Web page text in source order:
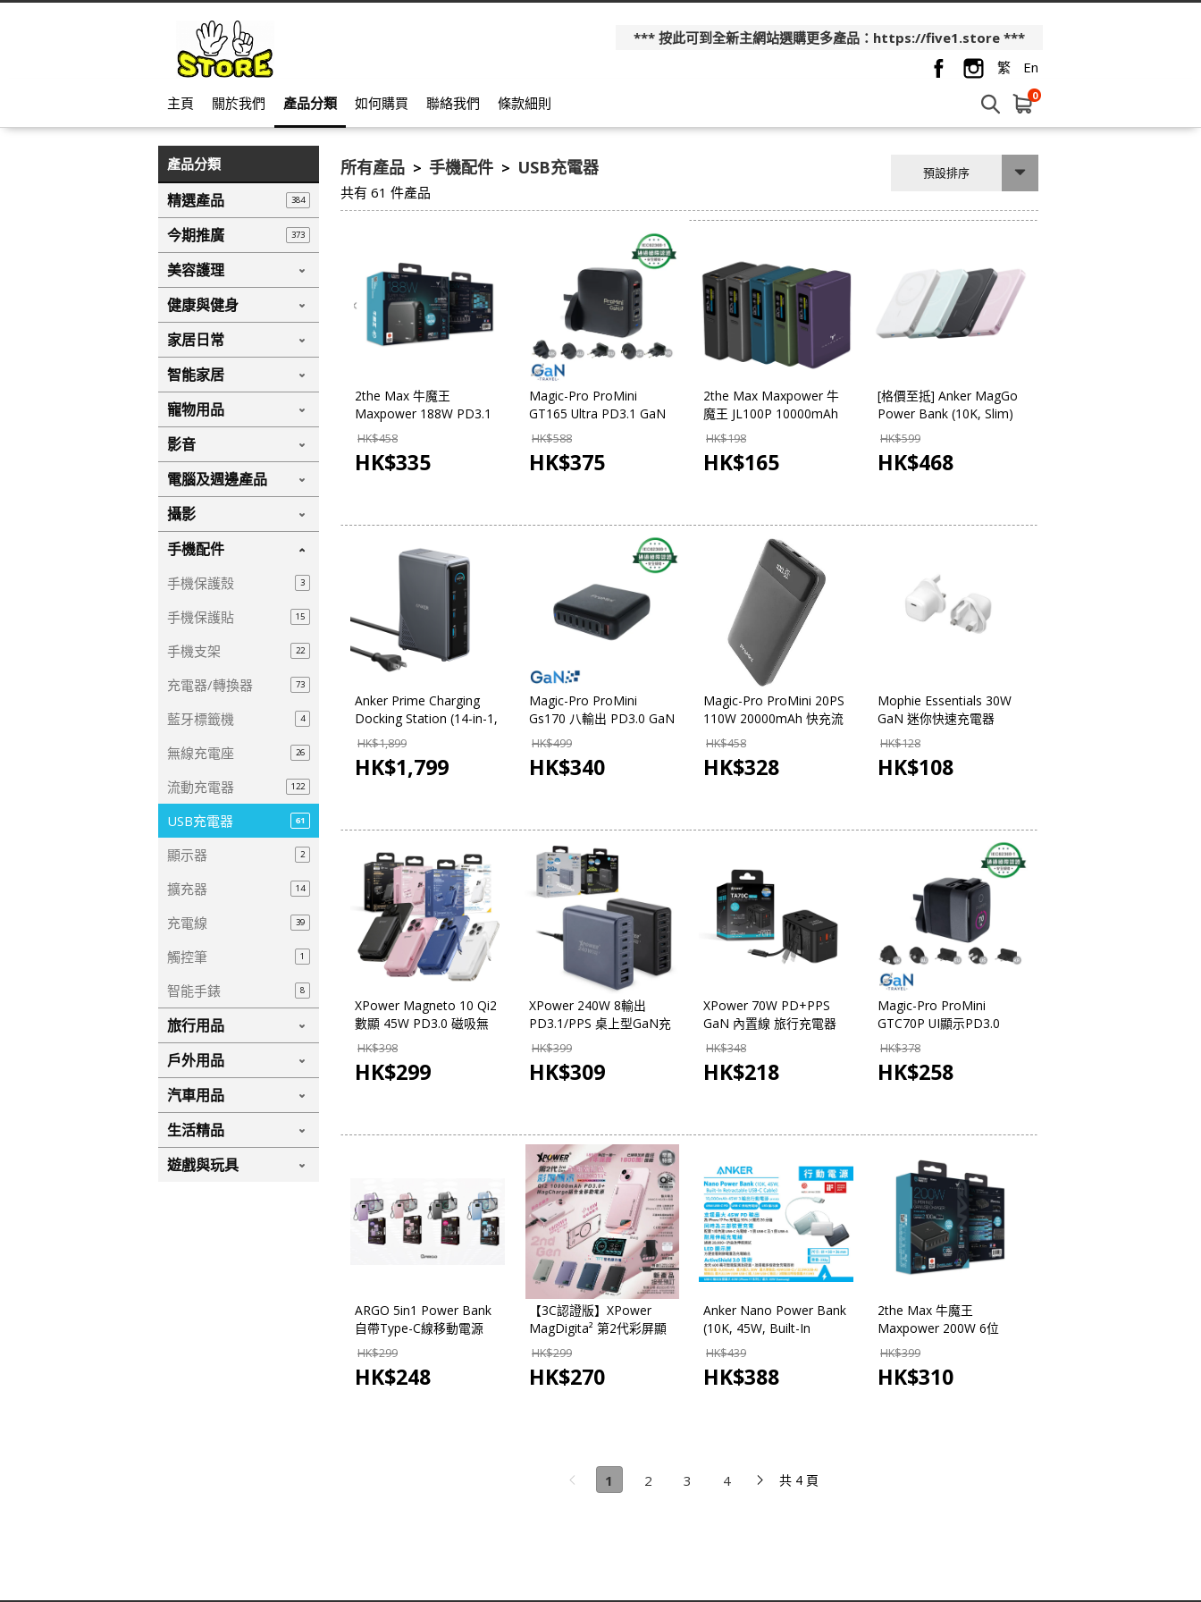
*** 按此可到全新主網站選購更多產品：https://five1.store ***
繁
En
主頁 關於我們 產品分類 如何購買 聯絡我們 條款細則 0
產品分類
精選產品 384
今期推廣 373
美容護理
健康與健身
家居日常
智能家居
寵物用品
影音
電腦及週邊產品
攝影
手機配件
手機保護殼 3
手機保護貼 15
手機支架 22
充電器/轉換器 73
藍牙標籤機 4
無線充電座 26
流動充電器 122
USB充電器 61
顯示器 2
擴充器 14
充電線 39
觸控筆 1
智能手錶 8
旅行用品
戶外用品
汽車用品
生活精品
遊戲與玩具
所有產品 > 手機配件 > USB充電器 預設排序
共有 61 件產品
2the Max 牛魔王
Maxpower 188W PD3.1
5位 GaN USB 充電器
TX1880S
HK$458
HK$335
Magic-Pro ProMini
GT165 Ultra PD3.1 GaN
165W 旅行快速充電器
HK$588
HK$375
2the Max Maxpower 牛
魔王 JL100P 10000mAh
外置充電器
HK$198
HK$165
[格價至抵] Anker MagGo
Power Bank (10K, Slim)
Qi2 10000mAh 無線充電
行動電源 A1664
HK$599
HK$468
Anker Prime Charging
Docking Station (14-in-1,
Dual Display, 160W)
(A83B6)
HK$1,899
HK$1,799
Magic-Pro ProMini
Gs170 八輸出 PD3.0 GaN
170W快速充電器
HK$499
HK$340
Magic-Pro ProMini 20PS
110W 20000mAh 快充流
動電池
HK$458
HK$328
Mophie Essentials 30W
GaN 迷你快速充電器
HK$128
HK$108
XPower Magneto 10 Qi2
數顯 45W PD3.0 磁吸無
線移動電源 10000mAh
HK$398
HK$299
XPower 240W 8輸出
PD3.1/PPS 桌上型GaN充
電器 PC240GaN
HK$399
HK$309
XPower 70W PD+PPS
GaN 內置線 旅行充電器
TA70C
HK$348
HK$218
Magic-Pro ProMini
GTC70P UI顯示PD3.0
GaN 70W旅行快速充電器
HK$378
HK$258
ARGO 5in1 Power Bank
自帶Type-C線移動電源
10000mAh TFC10 (CCC
認證)
HK$299
HK$248
【3C認證版】XPower
MagDigita² 第2代彩屏顯
示鋁合金外殼 PD3.0+QI2
磁吸移動電源 10000mAh
HK$299
HK$270
Anker Nano Power Bank
(10K, 45W, Built-In
Retractable USB-C
Cable) 10000mAh 行動電
源 A1638
HK$439
HK$388
2the Max 牛魔王
Maxpower 200W 6位
GaN USB 充電器 TF260XJ
HK$399
HK$310
1 2 3 4 共 4 頁